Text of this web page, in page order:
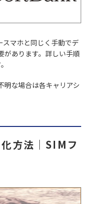
スマホと同じく手動でデ
があります。詳しい手順
明な場合は各キャリアシ
方法｜SIMフ